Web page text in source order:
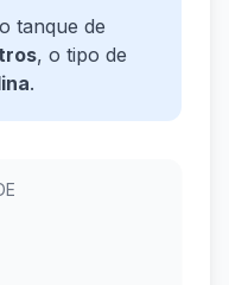
tanque de
, o tipo de
.